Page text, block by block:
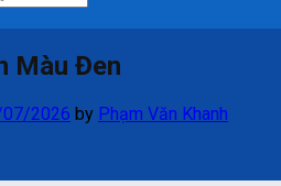
Màu Đen
2026 by Phạm Văn Khanh